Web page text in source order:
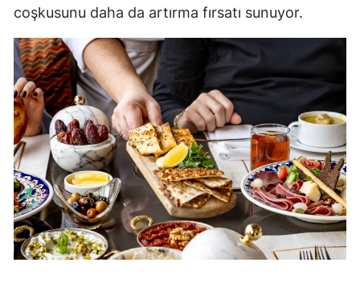
coşkusunu daha da artırma fırsatı sunuyor.